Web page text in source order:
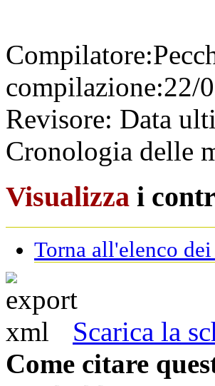
Compilatore:
compilazione:22/
Revisore: Data
Cronologia delle
Visualizza i
Torna all'elenco
Scarica la
Come citare